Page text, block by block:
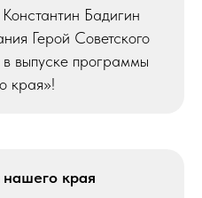
Бадигин
Герой Советского
выпуске программы
края»!
края